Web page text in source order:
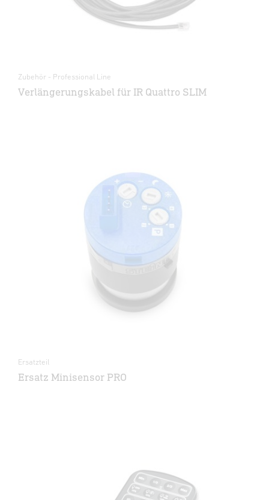
Zubehör - Professional Line
Verlängerungskabel für IR Quattro SLIM
Ersatzteil
Ersatz Minisensor PRO